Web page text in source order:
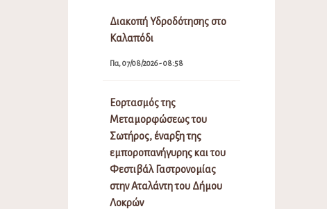
Διακοπή Υδροδότησης στο
Καλαπόδι
Πα, 07/08/2026 - 08:58
Εορτασμός της
Μεταμορφώσεως του
Σωτήρος, έναρξη της
εμποροπανήγυρης και του
Φεστιβάλ Γαστρονομίας
στην Αταλάντη του Δήμου
Λοκρών